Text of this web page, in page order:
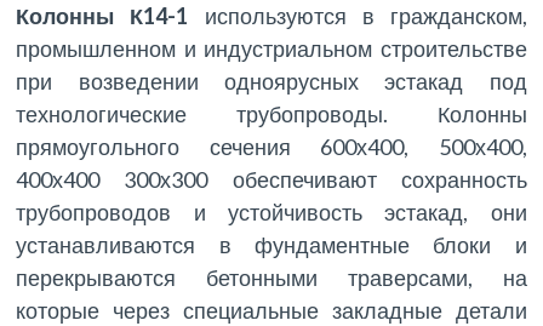
Колонны К14-1 используются в гражданском,
промышленном и индустриальном строительстве
при возведении одноярусных эстакад под
технологические трубопроводы. Колонны
прямоугольного сечения 600х400, 500х400,
400х400 300х300 обеспечивают сохранность
трубопроводов и устойчивость эстакад, они
устанавливаются в фундаментные блоки и
перекрываются бетонными траверсами, на
которые через специальные закладные детали